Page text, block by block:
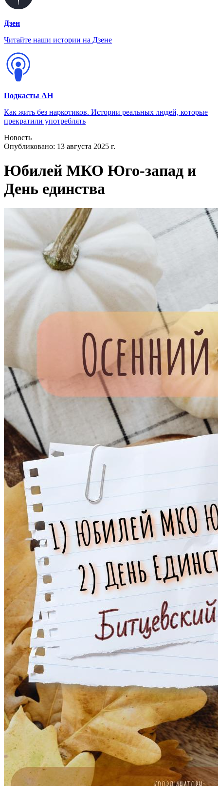
Дзен
Читайте наши истории на Дзене
Подкасты АН
Как жить без наркотиков. Истории реальных людей, которые
прекратили употреблять
Новость
Опубликовано: 13 августа 2025 г.
Юбилей МКО Юго-запад и
День единства